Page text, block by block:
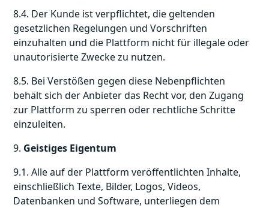
8.4. Der Kunde ist verpflichtet, die geltenden
gesetzlichen Regelungen und Vorschriften
einzuhalten und die Plattform nicht für illegale oder
unautorisierte Zwecke zu nutzen.
8.5. Bei Verstößen gegen diese Nebenpflichten
behält sich der Anbieter das Recht vor, den Zugang
zur Plattform zu sperren oder rechtliche Schritte
einzuleiten.
9. Geistiges Eigentum
9.1. Alle auf der Plattform veröffentlichten Inhalte,
einschließlich Texte, Bilder, Logos, Videos,
Datenbanken und Software, unterliegen dem